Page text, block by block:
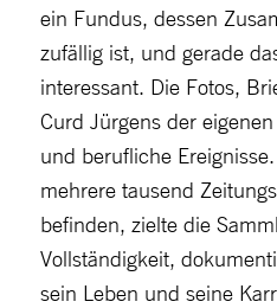
ein Fundus, dessen
zufällig ist, und gerade
interessant. Die Fotos,
Curd Jürgens der
und berufliche
mehrere tausend
befinden, zielte die
Vollständigkeit,
sein Leben und seine